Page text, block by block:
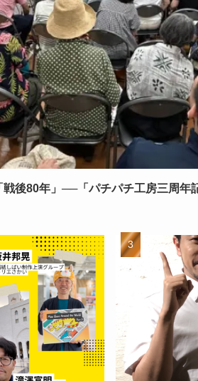
戦後80年」──「パチパチ工房三周年